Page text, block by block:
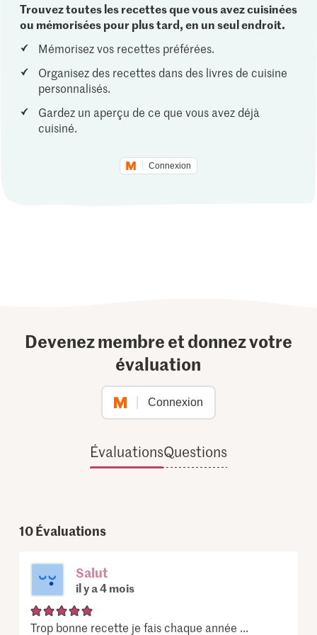
Trouvez toutes les recettes que vous avez cuisinées
ou mémorisées pour plus tard, en un seul endroit.
Mémorisez vos recettes préférées.
Organisez des recettes dans des livres de cuisine
personnalisés.
Gardez un aperçu de ce que vous avez déjà
cuisiné.
Connexion
Devenez membre et donnez votre
évaluation
Connexion
ÉvaluationsQuestions
10Évaluations
Salut
il y a 4 mois
Trop bonne recette je fais chaque année ...